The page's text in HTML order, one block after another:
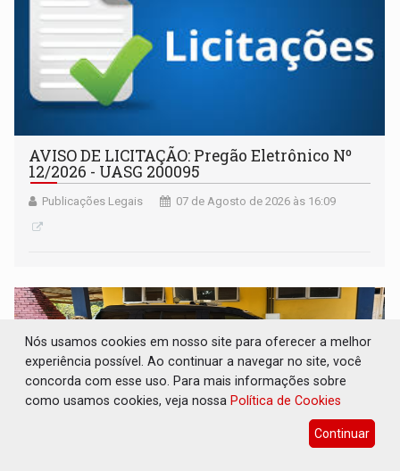
AVISO DE LICITAÇÃO: Pregão Eletrônico Nº
12/2026 - UASG 200095
Publicações Legais 07 de Agosto de 2026 às 16:09
Nós usamos cookies em nosso site para oferecer a melhor
experiência possível. Ao continuar a navegar no site, você
concorda com esse uso. Para mais informações sobre
como usamos cookies, veja nossa Política de Cookies
Continuar